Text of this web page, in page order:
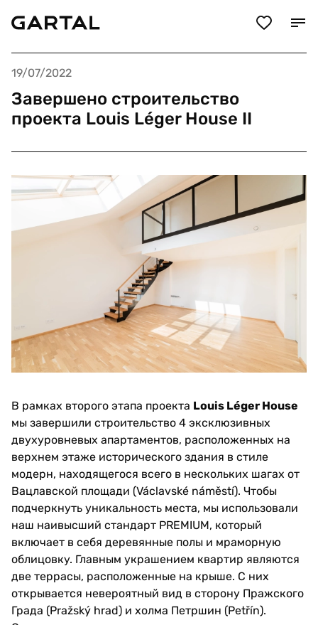
19/07/2022
Завершено строительство
проекта Louis Léger House II
В рамках второго этапа проекта Louis Léger House
мы завершили строительство 4 эксклюзивных
двухуровневых апартаментов, расположенных на
верхнем этаже исторического здания в стиле
модерн, находящегося всего в нескольких шагах от
Вацлавской площади (Václavské náměstí). Чтобы
подчеркнуть уникальность места, мы использовали
наш наивысший стандарт PREMIUM, который
включает в себя деревянные полы и мраморную
облицовку. Главным украшением квартир являются
две террасы, расположенные на крыше. С них
открывается невероятный вид в сторону Пражского
Града (Pražský hrad) и холма Петршин (Petřín).